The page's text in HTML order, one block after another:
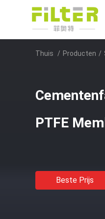
Thuis / Producten /
PTFE
Beste Prijs